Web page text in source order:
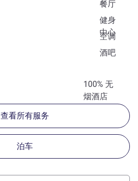
餐厅
健身
中心
空调
酒吧
100% 无
烟酒店
查看所有服务
泊车